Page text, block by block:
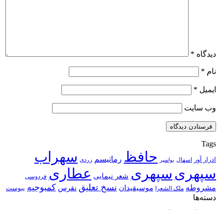
دیدگاه *
نام *
ایمیل *
وب‌ سایت
Tags
ادرار آور اسهال بواسیر حافظ رماتیسم زردی سهراب
سپهری سپهری شعر نیمایی عطاری فردوسی
مشروطه ملک الشعرا موسیقیدان نسخ تعلیق نقرس کمبوجیه یبوست
دسته‌ها